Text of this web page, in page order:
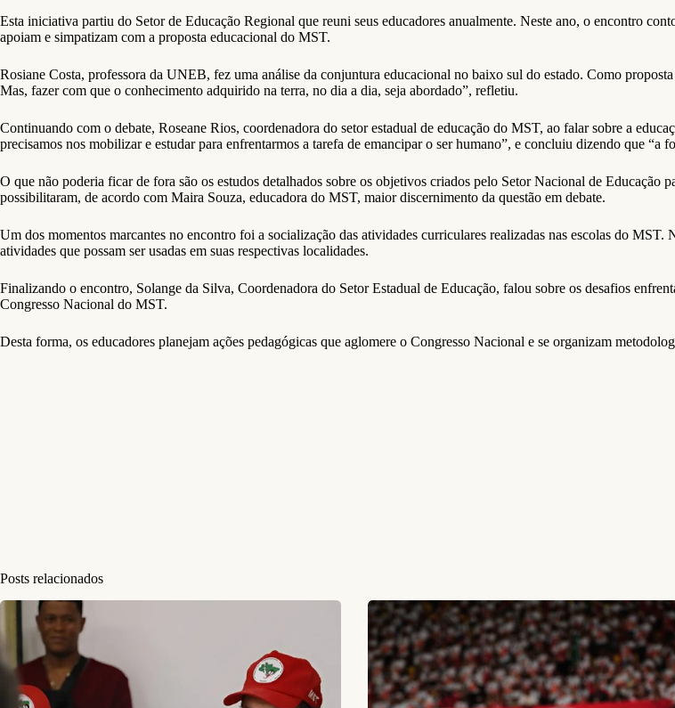
Esta iniciativa partiu do Setor de Educação Regional que reuni seus educadores anualmente. Neste ano, o encontro
apoiam e simpatizam com a proposta educacional do MST.
Rosiane Costa, professora da UNEB, fez uma análise da conjuntura educacional no baixo sul do estado. Como
Mas, fazer com que o conhecimento adquirido na terra, no dia a dia, seja abordado”, refletiu.
Continuando com o debate, Roseane Rios, coordenadora do setor estadual de educação do MST, ao falar sobre a
precisamos nos mobilizar e estudar para enfrentarmos a tarefa de emancipar o ser humano”, e concluiu dizendo que “a
O que não poderia ficar de fora são os estudos detalhados sobre os objetivos criados pelo Setor Nacional de Educação
possibilitaram, de acordo com Maira Souza, educadora do MST, maior discernimento da questão em debate.
Um dos momentos marcantes no encontro foi a socialização das atividades curriculares realizadas nas escolas do MST.
atividades que possam ser usadas em suas respectivas localidades.
Finalizando o encontro, Solange da Silva, Coordenadora do Setor Estadual de Educação, falou sobre os desafios
Congresso Nacional do MST.
Desta forma, os educadores planejam ações pedagógicas que aglomere o Congresso Nacional e se organizam
Posts relacionados